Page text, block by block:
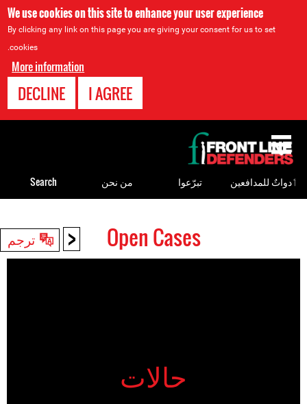
We use cookies on this site to enhance your user experience
By clicking any link on this page you are giving your consent for us to set
cookies.
More information
I AGREE
DECLINE
< ترجم Open Cases
حالات
to
top
ٲدواتٌ للمدافعين تبرّعوا من نحن Search